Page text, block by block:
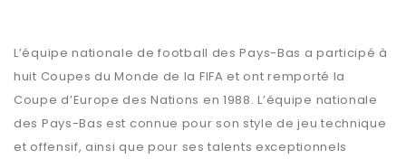
L’équipe nationale de football des Pays-Bas a participé à
huit Coupes du Monde de la FIFA et ont remporté la
Coupe d’Europe des Nations en 1988. L’équipe nationale
des Pays-Bas est connue pour son style de jeu technique
et offensif, ainsi que pour ses talents exceptionnels